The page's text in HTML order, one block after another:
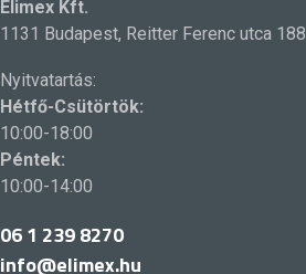
Elimex Kft.
1131 Budapest, Reitter Ferenc utca 188.
Nyitvatartás:
Hétfő-Csütörtök:
10:00-18:00
Péntek:
10:00-14:00
06 1 239 8270
info@elimex.hu